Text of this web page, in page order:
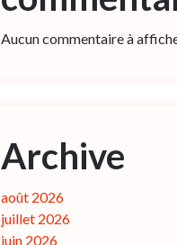
Aucun commentaire à
Archive
août 2026
juillet 2026
juin 2026